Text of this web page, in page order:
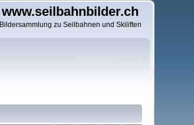
www.seilbahnbilder.ch
Bildersammlung zu Seilbahnen und Skiliften